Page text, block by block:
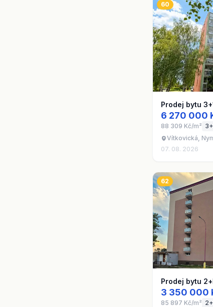
60
Prodej bytu
6 270 000
88 309 Kč/m²
Vítkovická,
07. 08. 2026
62
Prodej bytu
3 350 000
85 897 Kč/m²